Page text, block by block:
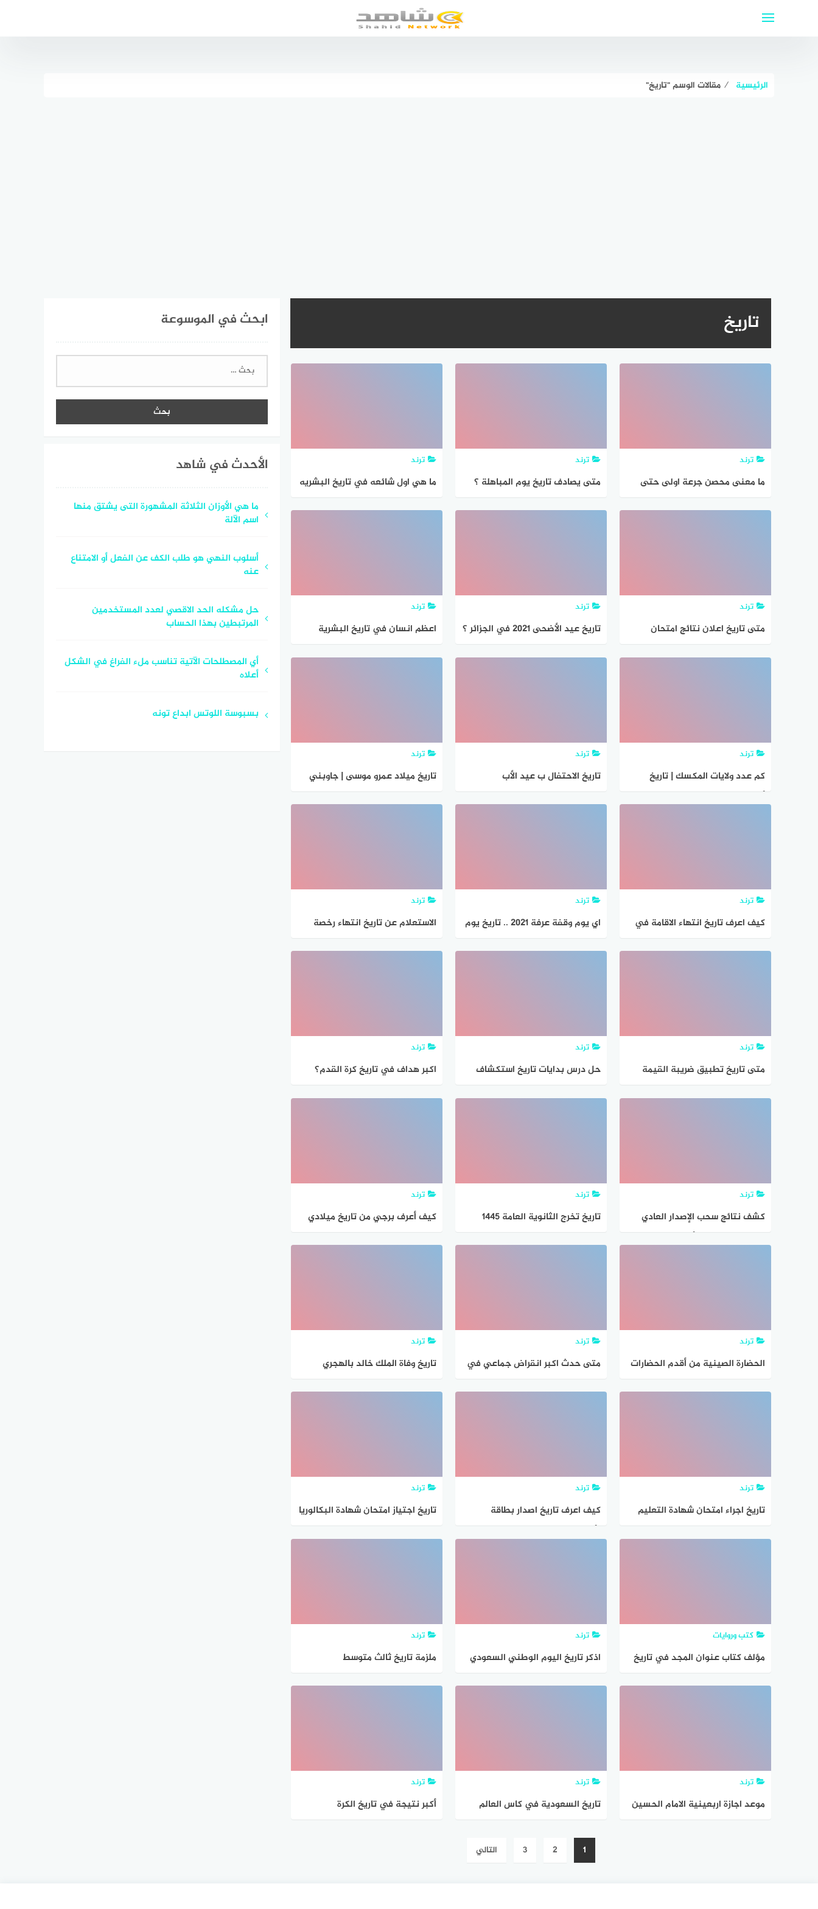
الرئيسية ⁄ مقالات الوسم "تاريخ"
تاريخ
ترند
ما معنى محصن جرعة اولى حتى
ترند
متى يصادف تاريخ يوم المباهلة ؟
ترند
ما هي اول شائعه في تاريخ البشريه
ترند
متى تاريخ اعلان نتائج امتحان
ترند
تاريخ عيد الأضحى 2021 في الجزائر ؟
ترند
اعظم انسان في تاريخ البشرية
ترند
كم عدد ولايات المكسك | تاريخ
ترند
تاريخ الاحتفال ب عيد الأب
ترند
تاريخ ميلاد عمرو موسى | جاوبني
ترند
كيف اعرف تاريخ انتهاء الاقامة في
ترند
اي يوم وقفة عرفة 2021 .. تاريخ يوم
ترند
الاستعلام عن تاريخ انتهاء رخصة
ترند
متى تاريخ تطبيق ضريبة القيمة
ترند
حل درس بدايات تاريخ استكشاف
ترند
اكبر هداف في تاريخ كرة القدم؟
ترند
كشف نتائج سحب الإصدار العادي
ترند
تاريخ تخرج الثانوية العامة 1445
ترند
كيف أعرف برجي من تاريخ ميلادي
ترند
الحضارة الصينية من أقدم الحضارات
ترند
متى حدث اكبر انقراض جماعي في
ترند
تاريخ وفاة الملك خالد بالهجري
ترند
تاريخ اجراء امتحان شهادة التعليم
ترند
كيف اعرف تاريخ اصدار بطاقة
ترند
تاريخ اجتياز امتحان شهادة البكالوريا
كتب وروايات
مؤلف كتاب عنوان المجد في تاريخ
ترند
اذكر تاريخ اليوم الوطني السعودي
ترند
ملزمة تاريخ ثالث متوسط
ترند
موعد اجازة اربعينية الامام الحسين
ترند
تاريخ السعودية في كاس العالم
ترند
أكبر نتيجة في تاريخ الكرة
1
2
3 التالي
ابحث في الموسوعة
البحث
الأحدث في شاهد
ما هي الأوزان الثلاثة المشهورة التى يشتق منها
اسم الآلة
أسلوب النهي هو طلب الكف عن الفعل أو الامتناع
عنه
حل مشكله الحد الاقصي لعدد المستخدمين
المرتبطين بهذا الحساب
أي المصطلحات الآتية تناسب ملء الفراغ في الشكل
أعلاه
بسبوسة اللوتس ابداع تونه